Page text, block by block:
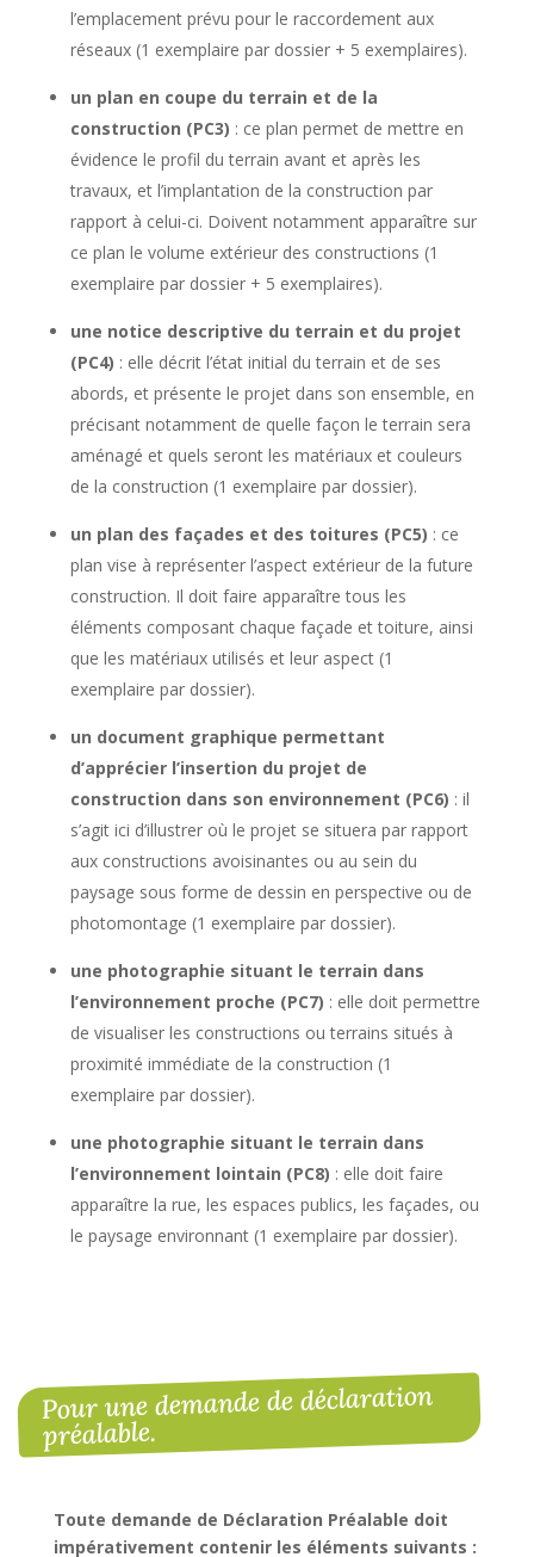
l’emplacement prévu pour le raccordement aux
réseaux (1 exemplaire par dossier + 5 exemplaires).
un plan en coupe du terrain et de la
construction (PC3) : ce plan permet de mettre en
évidence le profil du terrain avant et après les
travaux, et l’implantation de la construction par
rapport à celui-ci. Doivent notamment apparaître sur
ce plan le volume extérieur des constructions (1
exemplaire par dossier + 5 exemplaires).
une notice descriptive du terrain et du projet
(PC4) : elle décrit l’état initial du terrain et de ses
abords, et présente le projet dans son ensemble, en
précisant notamment de quelle façon le terrain sera
aménagé et quels seront les matériaux et couleurs
de la construction (1 exemplaire par dossier).
un plan des façades et des toitures (PC5) : ce
plan vise à représenter l’aspect extérieur de la future
construction. Il doit faire apparaître tous les
éléments composant chaque façade et toiture, ainsi
que les matériaux utilisés et leur aspect (1
exemplaire par dossier).
un document graphique permettant
d’apprécier l’insertion du projet de
construction dans son environnement (PC6) : il
s’agit ici d’illustrer où le projet se situera par rapport
aux constructions avoisinantes ou au sein du
paysage sous forme de dessin en perspective ou de
photomontage (1 exemplaire par dossier).
une photographie situant le terrain dans
l’environnement proche (PC7) : elle doit permettre
de visualiser les constructions ou terrains situés à
proximité immédiate de la construction (1
exemplaire par dossier).
une photographie situant le terrain dans
l’environnement lointain (PC8) : elle doit faire
apparaître la rue, les espaces publics, les façades, ou
le paysage environnant (1 exemplaire par dossier).
Pour une demande de déclaration
préalable.
Toute demande de Déclaration Préalable doit
impérativement contenir les éléments suivants :